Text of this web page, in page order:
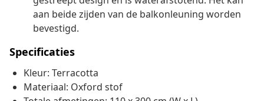
aan beide zijden van de balkonleuning worden
bevestigd.
Specificaties
Kleur: Terracotta
Materiaal: Oxford stof